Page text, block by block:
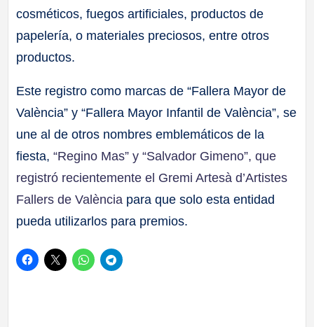
cosméticos, fuegos artificiales, productos de
papelería, o materiales preciosos, entre otros
productos.
Este registro como marcas de “Fallera Mayor de
València” y “Fallera Mayor Infantil de València”, se
une al de otros nombres emblemáticos de la
fiesta,“Regino Mas” y “Salvador Gimeno”, que
registró recientemente el Gremi Artesà d’Artistes
Fallers de València para que solo esta entidad
pueda utilizarlos para premios.